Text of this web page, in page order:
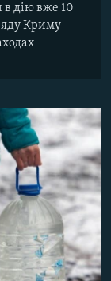
в дію вже 10
Криму